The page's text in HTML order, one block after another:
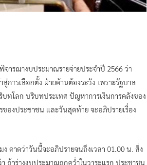
จารณางบประมาณรายจ่ายประจำปี 2566 ว่า
ารเลือกตั้ง ฝ่ายค้านต้องระวัง เพราะรัฐบาล
ทโลก บริบทประเทศ ปัญหาการเงินการคลังของ
องประชาชน และวันสุดท้าย จะอภิปรายเรื่อง
คาดว่าวันนี้จะอภิปรายจนถึงเวลา 01.00 น. สิ่ง
ถ้าร่างงบประมาณถูกคว่ำในวาระแรก ประชาชน